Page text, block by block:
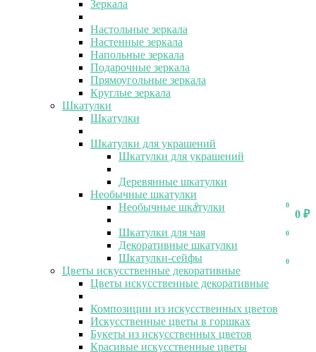
0
0 ₽
0
0
0
Зеркала
Настольные зеркала
Настенные зеркала
Напольные зеркала
Подарочные зеркала
Прямоугольные зеркала
Круглые зеркала
Шкатулки
Шкатулки
Шкатулки для украшений
Шкатулки для украшений
Деревянные шкатулки
Необычные шкатулки
Необычные шкатулки
Шкатулки для чая
Декоративные шкатулки
Шкатулки-сейфы
Цветы искусственные декоративные
Цветы искусственные декоративные
Композиции из искусственных цветов
Искусственные цветы в горшках
Букеты из искусственных цветов
Красивые искусственные цветы